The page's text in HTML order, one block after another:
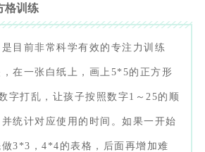
格训练
前非常科学有效的专注力训练
在一张白纸上，画上5*5的正方形
字打乱，让孩子按照数字1～25的顺
统计对应使用的时间。如果一开始
3*3，4*4的表格，后面再增加难